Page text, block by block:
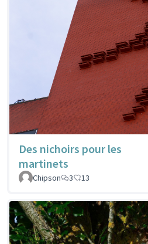
Des nichoirs pour les
martinets
Chipson
3 13